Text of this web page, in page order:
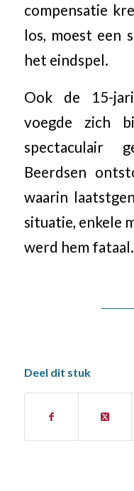
compensatie
los, moest een
het eindspel.
Ook de 15-
voegde zich
spectaculair
Beerdsen
waarin
situatie, enkele
werd hem fataal.
Deel dit stuk